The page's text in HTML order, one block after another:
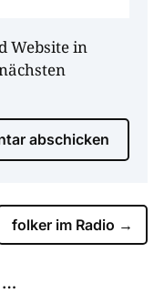
Website in
abschicken
folker im Radio →
…